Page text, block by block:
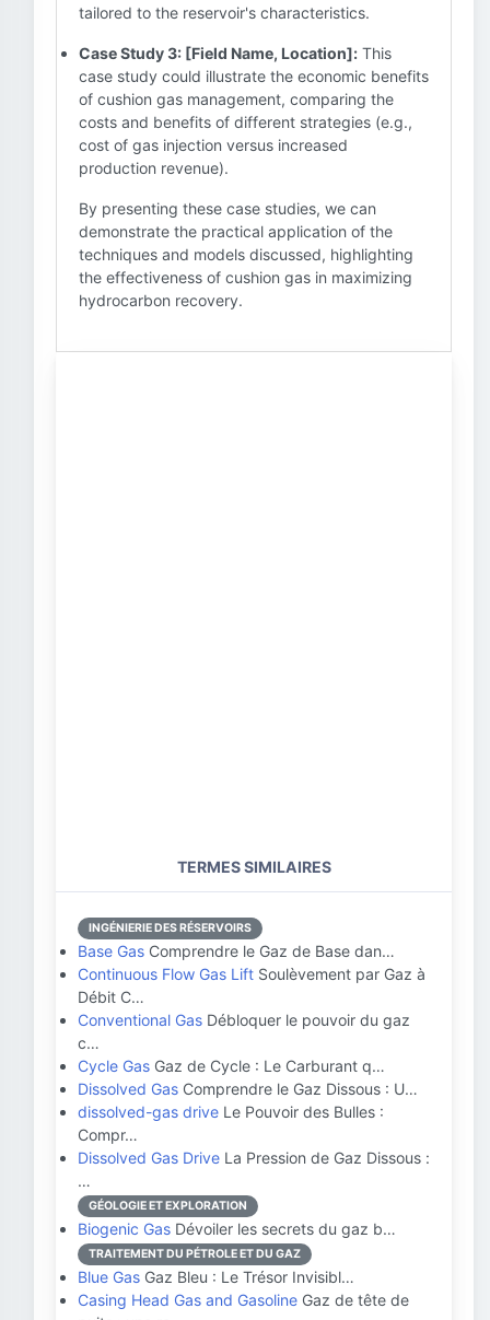
tailored to the reservoir's characteristics.
Case Study 3: [Field Name, Location]: This
case study could illustrate the economic benefits
of cushion gas management, comparing the
costs and benefits of different strategies (e.g.,
cost of gas injection versus increased
production revenue).
By presenting these case studies, we can
demonstrate the practical application of the
techniques and models discussed, highlighting
the effectiveness of cushion gas in maximizing
hydrocarbon recovery.
TERMES SIMILAIRES
INGÉNIERIE DES RÉSERVOIRS
Base Gas Comprendre le Gaz de Base dan…
Continuous Flow Gas Lift Soulèvement par Gaz à
Débit C…
Conventional Gas Débloquer le pouvoir du gaz
c…
Cycle Gas Gaz de Cycle : Le Carburant q…
Dissolved Gas Comprendre le Gaz Dissous : U…
dissolved-gas drive Le Pouvoir des Bulles :
Compr…
Dissolved Gas Drive La Pression de Gaz Dissous :
…
GÉOLOGIE ET EXPLORATION
Biogenic Gas Dévoiler les secrets du gaz b…
TRAITEMENT DU PÉTROLE ET DU GAZ
Blue Gas Gaz Bleu : Le Trésor Invisibl…
Casing Head Gas and Gasoline Gaz de tête de